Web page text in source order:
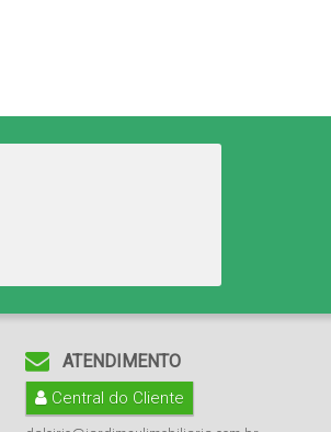
ATENDIMENTO
Central do Cliente